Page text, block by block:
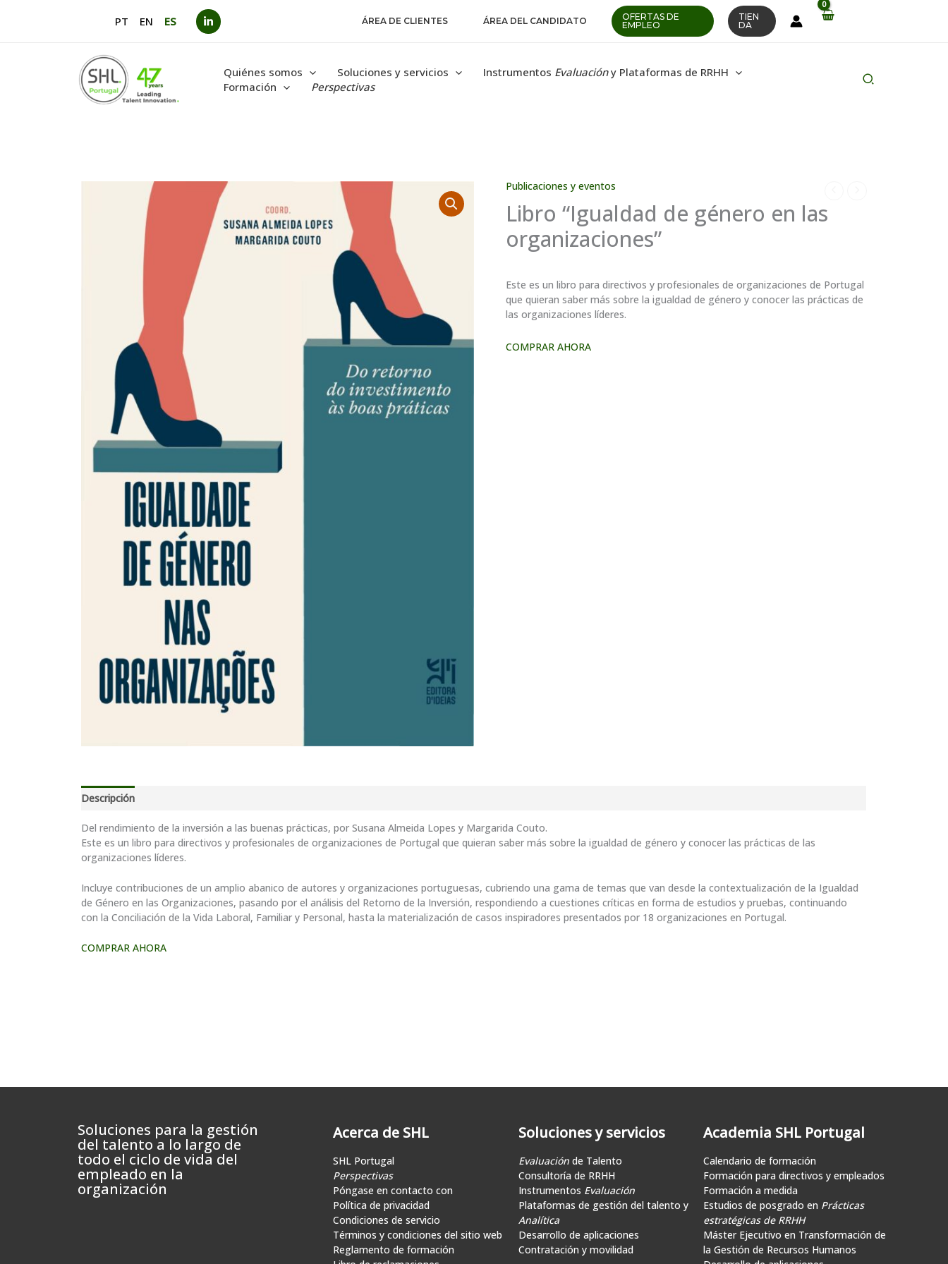
PT EN ES ÁREA DE CLIENTES ÁREA DEL CANDIDATO
OFERTAS DE
EMPLEO
TIEN
DA
Quiénes somos Soluciones y servicios Instrumentos Evaluacióny Plataformas de RRHH
Formación
Perspectivas
Buscar
Publicaciones y eventos
Libro “Igualdad de género en las
organizaciones”
Este es un libro para directivos y profesionales de organizaciones de Portugal
que quieran saber más sobre la igualdad de género y conocer las prácticas de
las organizaciones líderes.
COMPRAR AHORA
Descripción
Del rendimiento de la inversión a las buenas prácticas, por Susana Almeida Lopes y Margarida Couto.
Este es un libro para directivos y profesionales de organizaciones de Portugal que quieran saber más sobre la igualdad de género y conocer las prácticas de las
organizaciones líderes.
Incluye contribuciones de un amplio abanico de autores y organizaciones portuguesas, cubriendo una gama de temas que van desde la contextualización de la Igualdad
de Género en las Organizaciones, pasando por el análisis del Retorno de la Inversión, respondiendo a cuestiones críticas en forma de estudios y pruebas, continuando
con la Conciliación de la Vida Laboral, Familiar y Personal, hasta la materialización de casos inspiradores presentados por 18 organizaciones en Portugal.
COMPRAR AHORA
Soluciones para la gestión
del talento a lo largo de
todo el ciclo de vida del
empleado en la
organización
Acerca de SHL
SHL Portugal
Perspectivas
Póngase en contacto con
Política de privacidad
Condiciones de servicio
Términos y condiciones del sitio web
Reglamento de formación
Soluciones y servicios
Evaluaciónde Talento
Consultoría de RRHH
Instrumentos Evaluación
Plataformas de gestión del talento y
Analítica
Desarrollo de aplicaciones
Contratación y movilidad
Academia SHL Portugal
Calendario de formación
Formación para directivos y empleados
Formación a medida
Estudios de posgrado en Prácticas
estratégicas de RRHH
Máster Ejecutivo en Transformación de
la Gestión de Recursos Humanos